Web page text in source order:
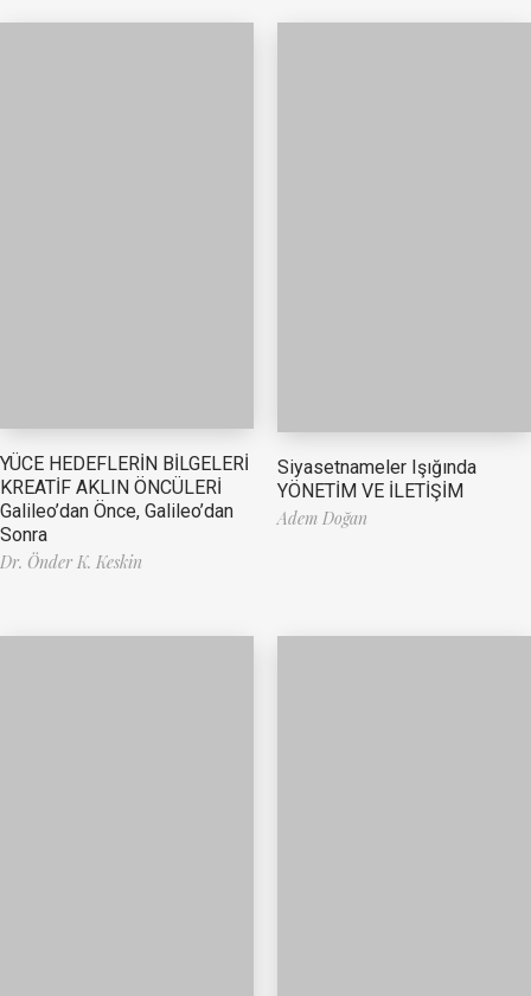
YÜCE HEDEFLERİN BİLGELERİ
KREATİF AKLIN ÖNCÜLERİ
Galileo’dan Önce, Galileo’dan
Sonra
Dr. Önder K. Keskin
Siyasetnameler Işığında
YÖNETİM VE İLETİŞİM
Adem Doğan